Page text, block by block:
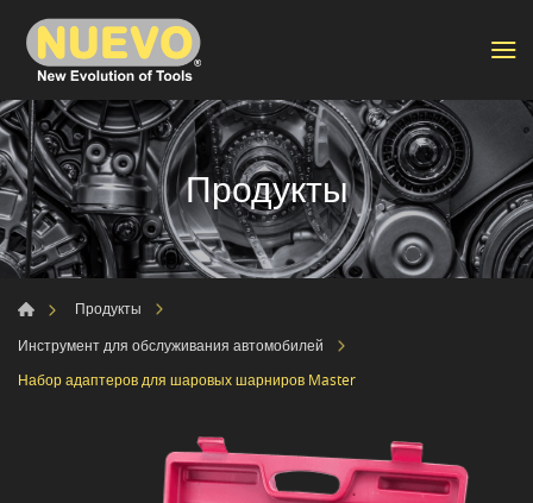
Продукты
Продукты
Инструмент для обслуживания автомобилей
Набор адаптеров для шаровых шарниров Master